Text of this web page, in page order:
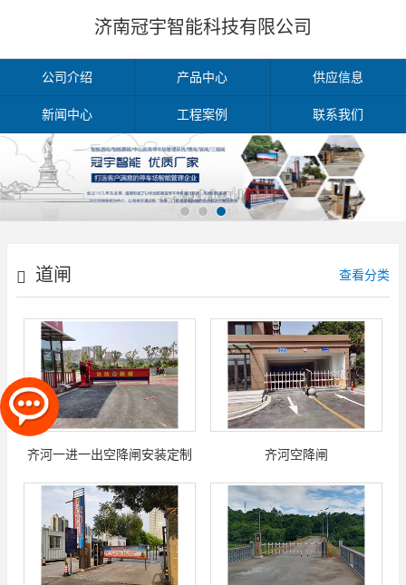
济南冠宇智能科技有限公司
公司介绍 产品中心 供应信息
新闻中心 工程案例 联系我们
道闸 查看分类
齐河一进一出空降闸安装定制 齐河空降闸